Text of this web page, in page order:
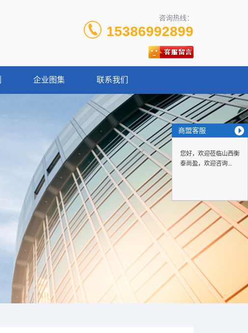
咨询热线：
15386992899
企业图集 联系我们
商盟客服
您好，欢迎莅临山西衡
泰尚盈，欢迎咨询...